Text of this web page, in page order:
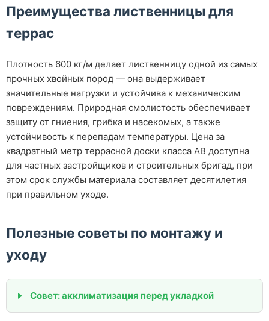
Преимущества лиственницы для
террас
Плотность 600 кг/м делает лиственницу одной из самых
прочных хвойных пород — она выдерживает
значительные нагрузки и устойчива к механическим
повреждениям. Природная смолистость обеспечивает
защиту от гниения, грибка и насекомых, а также
устойчивость к перепадам температуры. Цена за
квадратный метр террасной доски класса АВ доступна
для частных застройщиков и строительных бригад, при
этом срок службы материала составляет десятилетия
при правильном уходе.
Полезные советы по монтажу и
уходу
Совет: акклиматизация перед укладкой